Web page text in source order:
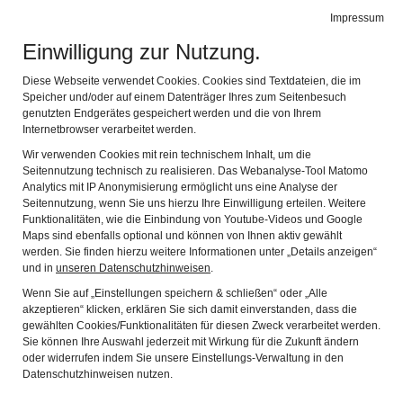
Impressum
Einwilligung zur Nutzung.
Diese Webseite verwendet Cookies. Cookies sind Textdateien, die im
Speicher und/oder auf einem Datenträger Ihres zum Seitenbesuch
genutzten Endgerätes gespeichert werden und die von Ihrem
Internetbrowser verarbeitet werden.
Wir verwenden Cookies mit rein technischem Inhalt, um die
Seitennutzung technisch zu realisieren. Das Webanalyse-Tool Matomo
Analytics mit IP Anonymisierung ermöglicht uns eine Analyse der
Seitennutzung, wenn Sie uns hierzu Ihre Einwilligung erteilen. Weitere
Funktionalitäten, wie die Einbindung von Youtube-Videos und Google
Maps sind ebenfalls optional und können von Ihnen aktiv gewählt
werden. Sie finden hierzu weitere Informationen unter „Details anzeigen“
und in unseren Datenschutzhinweisen.
Wenn Sie auf „Einstellungen speichern & schließen“ oder „Alle
akzeptieren“ klicken, erklären Sie sich damit einverstanden, dass die
gewählten Cookies/Funktionalitäten für diesen Zweck verarbeitet werden.
Sie können Ihre Auswahl jederzeit mit Wirkung für die Zukunft ändern
oder widerrufen indem Sie unsere Einstellungs-Verwaltung in den
Datenschutzhinweisen nutzen.
Newsletter
Der Newsletter des Deutschen FastnachtMuseum
informiert in der Regel im Abstand von drei bis vier
Monaten über die aktuellen Entwicklungen, Ausstellungen
und Veranstaltungen im Museum wie auch in der
FastnachtAkademie. Im Archiv finden Sie überdies alle
Newsletter der vergangenen Monate. Die Abbestellung des
Newsletters ist jederzeit möglich.
Mit Eintragen Ihrer E-Mail-Adresse in das Formular unten
und Bestätigen des „Anmelden“-Buttons willigen Sie ein,
dass das Deutsche FastnachtMuseum diese E-Mail-
Adresse nutzen darf, um Sie im Rahmen eines Newsletter-
Versandes über aktuelle Themen zu informieren.